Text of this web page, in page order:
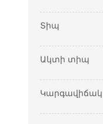
Տիպ
Ակտի տիպ
Կարգավիճակ